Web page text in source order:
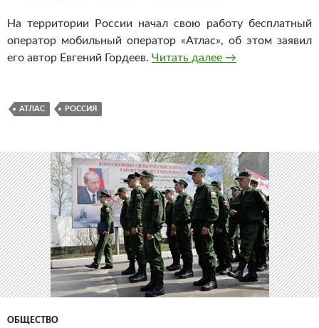
На территории России начал свою работу бесплатный
оператор мобильный оператор «Атлас», об этом заявил
его автор Евгений Гордеев. Читать далее В России
→
АТЛАС РОССИЯ
ОБЩЕСТВО